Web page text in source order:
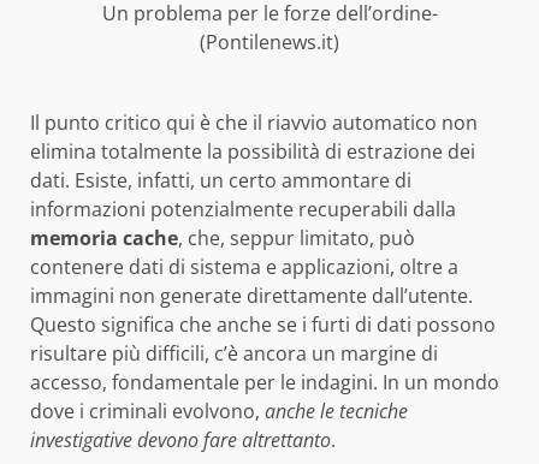
Un problema per le forze dell’ordine-
(Pontilenews.it)
Il punto critico qui è che il riavvio automatico non
elimina totalmente la possibilità di estrazione dei
dati. Esiste, infatti, un certo ammontare di
informazioni potenzialmente recuperabili dalla
memoria cache, che, seppur limitato, può
contenere dati di sistema e applicazioni, oltre a
immagini non generate direttamente dall’utente.
Questo significa che anche se i furti di dati possono
risultare più difficili, c’è ancora un margine di
accesso, fondamentale per le indagini. In un mondo
dove i criminali evolvono, anche le tecniche
investigative devono fare altrettanto.